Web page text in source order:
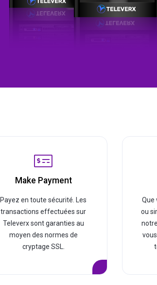
Make Payment
Payez en toute sécurité. Les
transactions effectuées sur
Televerx sont garanties au
moyen des normes de
cryptage SSL.
Que
ou